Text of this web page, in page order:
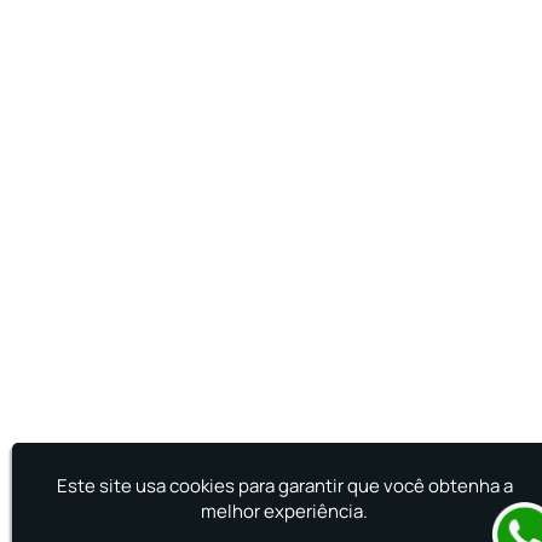
Este site usa cookies para garantir que você obtenha a
melhor experiência.